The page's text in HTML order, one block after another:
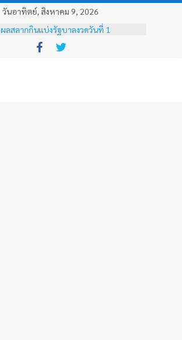
วันอาทิตย์, สิงหาคม 9, 2026
ผลสลากกินแบ่งรัฐบาลงวดวันที่ 1
พฤศจิกายน 2567
หลักเกณฑ์และวิธีการเทียบเคียงผลการ